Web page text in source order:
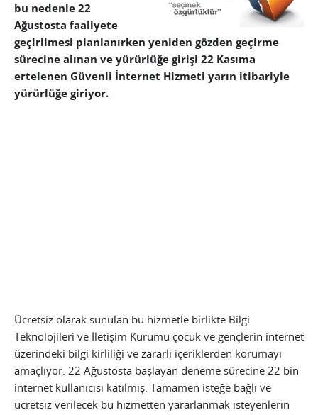
bu nedenle 22
Ağustosta faaliyete
geçirilmesi planlanırken yeniden gözden geçirme
sürecine alınan ve yürürlüğe girişi 22 Kasıma
ertelenen Güvenli İnternet Hizmeti yarın itibariyle
yürürlüğe giriyor.
Ücretsiz olarak sunulan bu hizmetle birlikte Bilgi
Teknolojileri ve İletişim Kurumu çocuk ve gençlerin internet
üzerindeki bilgi kirliliği ve zararlı içeriklerden korumayı
amaçlıyor. 22 Ağustosta başlayan deneme sürecine 22 bin
internet kullanıcısı katılmış. Tamamen isteğe bağlı ve
ücretsiz verilecek bu hizmetten yararlanmak isteyenlerin